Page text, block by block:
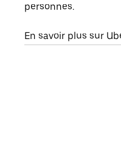
personnes.
En savoir plus sur